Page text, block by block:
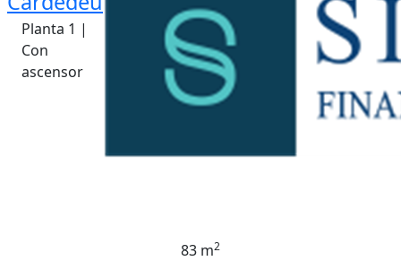
Planta 1 |
Con
ascensor
83 m2